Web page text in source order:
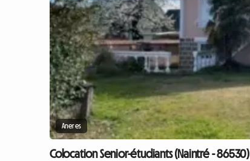
Aneres
Colocation Senior-étudiants (Naintré - 86530)